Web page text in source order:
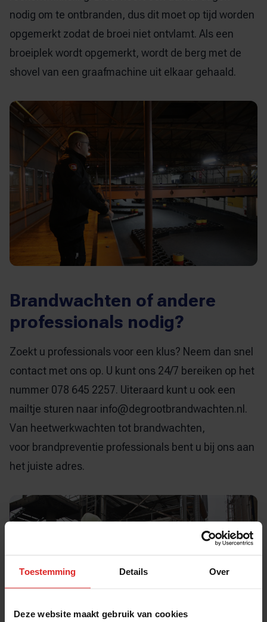
Toestemming Details Over
Deze website maakt gebruik van cookies
nodig om te ontbranden, dus dit moet op tijd worden
opgemerkt zodat de broei niet ontvlamt. Als een
broeiplek wordt opgemerkt, wordt de berg met de
shovel van een graafmachine uit elkaar gehaald.
Brandwachten of andere
professionals nodig?
Zoekt u professionals voor een klus? Neem dan snel
contact met ons op. U kunt ons 24/7 bereiken op het
nummer 078 645 2257. Uiteraard kunt u ook een
mailtje sturen naar info@degrootbrandwachten.nl .
Van heetwerkwachten tot brandwachten,
voor brandpreventie professionals bent u bij ons aan
het juiste adres.